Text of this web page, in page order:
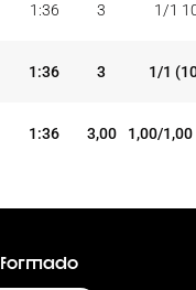
1:36 3 1/1
1:36 3 1/1
1:36 3,00 1,00/1,00